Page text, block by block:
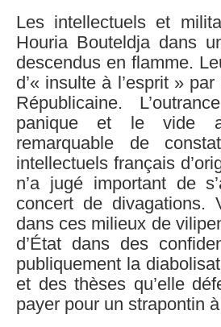
Les intellectuels et
Houria Bouteldja dans
descendus en flamme.
d’« insulte à l’esprit »
Républicaine.
panique et le vide
remarquable de
intellectuels français
n’a jugé important de
concert de divagations.
dans ces milieux de
d’État dans des
publiquement la
et des thèses qu’elle
payer pour un strapontin